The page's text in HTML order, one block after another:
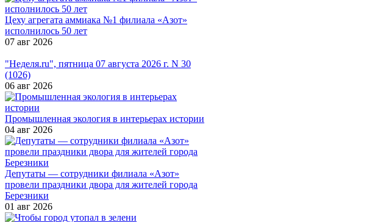
Цеху агрегата аммиака №1 филиала «Азот»
исполнилось 50 лет
07 авг 2026
"Неделя.ru", пятница 07 августа 2026 г. N 30
(1026)
06 авг 2026
Промышленная экология в интерьерах истории
04 авг 2026
Депутаты — сотрудники филиала «Азот»
провели праздники двора для жителей города
Березники
01 авг 2026